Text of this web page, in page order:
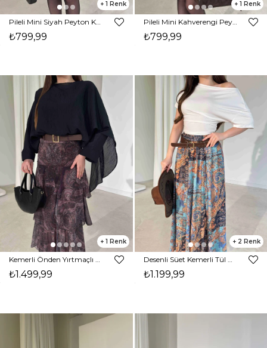
1
₺799,99
1
Pileli Mini Kahverengi Peyton Kadın Etek 26Y244
₺799,99
1
₺1.499,99
2
₺1.199,99